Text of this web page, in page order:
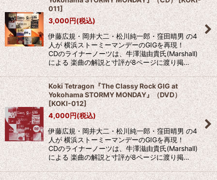
並び順:
絞り込む
011]
3,000円(税込)
伊藤広規・岡井大二・松川純一郎・窪田晴男 の4
人が 横浜ストーミーマンデーのGIGを再現！
CDのライナーノーツは、牛澤滋由貴氏(Marshall)
による 楽曲の解説と寸評が8ページに渡り掲…
Koki Tetragon『The Classy Rock GIG at
Yokohama STORMY MONDAY』（DVD）
[KOKI-012]
4,000円(税込)
伊藤広規・岡井大二・松川純一郎・窪田晴男 の4
人が 横浜ストーミーマンデーのGIGを再現！
CDのライナーノーツは、牛澤滋由貴氏(Marshall)
による 楽曲の解説と寸評が8ページに渡り掲…